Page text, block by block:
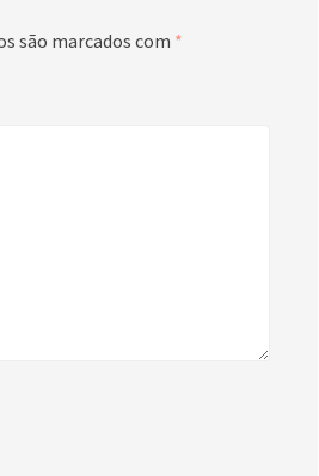
são marcados com *